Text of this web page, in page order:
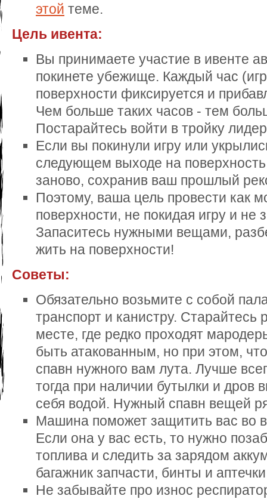
этой теме.
Цель ивента:
Вы принимаете участие в ивенте
покинете убежище. Каждый час
поверхности фиксируется и
Чем больше таких часов - тем
Постарайтесь войти в тройку
Если вы покинули игру или
следующем выходе на поверхность
заново, сохранив ваш прошлый
Поэтому, ваша цель провести как
поверхности, не покидая игру и не
Запаситесь нужными вещами,
жить на поверхности!
Советы:
Обязательно возьмите с собой
транспорт и канистру. Старайтесь
месте, где редко проходят
быть атакованным, но при этом,
спавн нужного вам лута. Лучше
тогда при наличии бутылки и дров
себя водой. Нужный спавн вещей
Машина поможет защитить вас во
Если она у вас есть, то нужно
топлива и следить за зарядом
багажник запчасти, бинты и
Не забывайте про износ